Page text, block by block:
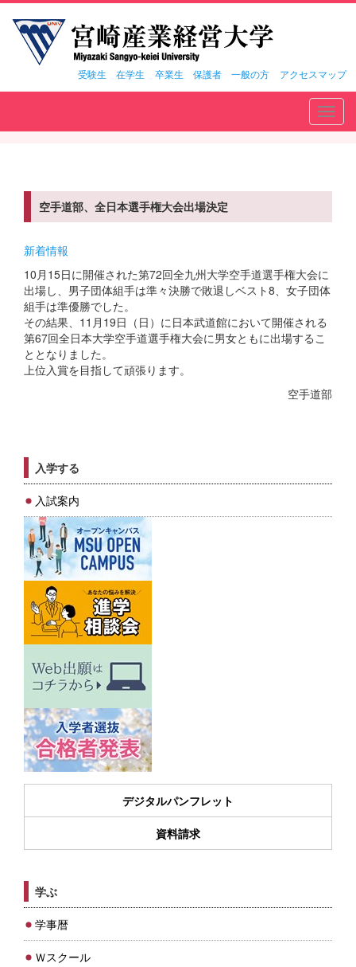
受験生 在学生 卒業生 保護者 一般の方 アクセスマップ
入学する
入試案内
デジタルパンフレット
資料請求
学ぶ
学事暦
Ｗスクール
空手道部、全日本選手権大会出場決定
新着情報
10月15日に開催された第72回全九州大学空手道選手権大会に
出場し、男子団体組手は準々決勝で敗退しベスト8、女子団体
組手は準優勝でした。
その結果、11月19日（日）に日本武道館において開催される
第67回全日本大学空手道選手権大会に男女ともに出場するこ
ととなりました。
上位入賞を目指して頑張ります。
空手道部